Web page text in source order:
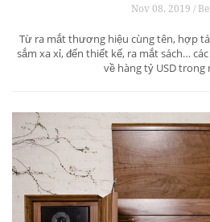
Nov 08, 2019 /
Từ ra mắt thương hiệu cùng tên, hợp
sắm xa xỉ, đến thiết kế, ra mắt sách…
về hàng tỷ USD trong